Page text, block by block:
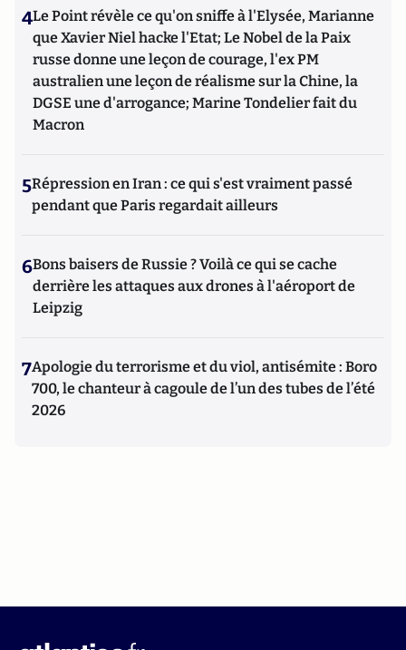
4Le Point révèle ce qu'on sniffe à l'Elysée, Marianne
que Xavier Niel hacke l'Etat; Le Nobel de la Paix
russe donne une leçon de courage, l'ex PM
australien une leçon de réalisme sur la Chine, la
DGSE une d'arrogance; Marine Tondelier fait du
Macron
5Répression en Iran : ce qui s'est vraiment passé
pendant que Paris regardait ailleurs
6Bons baisers de Russie ? Voilà ce qui se cache
derrière les attaques aux drones à l'aéroport de
Leipzig
7Apologie du terrorisme et du viol, antisémite : Boro
700, le chanteur à cagoule de l’un des tubes de l’été
2026